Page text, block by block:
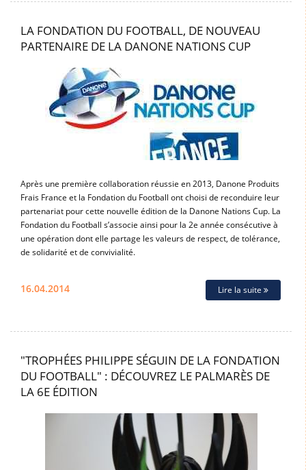
LA FONDATION DU FOOTBALL, DE NOUVEAU
PARTENAIRE DE LA DANONE NATIONS CUP
Après une première collaboration réussie en 2013, Danone Produits
Frais France et la Fondation du Football ont choisi de reconduire leur
partenariat pour cette nouvelle édition de la Danone Nations Cup. La
Fondation du Football s’associe ainsi pour la 2e année consécutive à
une opération dont elle partage les valeurs de respect, de tolérance,
de solidarité et de convivialité.
16.04.2014 Lire la suite
"TROPHÉES PHILIPPE SÉGUIN DE LA FONDATION
DU FOOTBALL" : DÉCOUVREZ LE PALMARÈS DE
LA 6E ÉDITION